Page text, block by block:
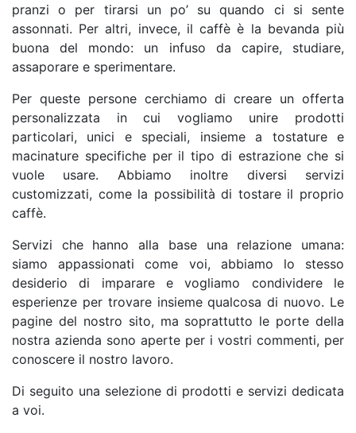
pranzi o per tirarsi un po’ su quando ci si sente
assonnati. Per altri, invece, il caffè è la bevanda più
buona del mondo: un infuso da capire, studiare,
assaporare e sperimentare.
Per queste persone cerchiamo di creare un offerta
personalizzata in cui vogliamo unire prodotti
particolari, unici e speciali, insieme a tostature e
macinature specifiche per il tipo di estrazione che si
vuole usare. Abbiamo inoltre diversi servizi
customizzati, come la possibilità di tostare il proprio
caffè.
Servizi che hanno alla base una relazione umana:
siamo appassionati come voi, abbiamo lo stesso
desiderio di imparare e vogliamo condividere le
esperienze per trovare insieme qualcosa di nuovo. Le
pagine del nostro sito, ma soprattutto le porte della
nostra azienda sono aperte per i vostri commenti, per
conoscere il nostro lavoro.
Di seguito una selezione di prodotti e servizi dedicata
a voi.